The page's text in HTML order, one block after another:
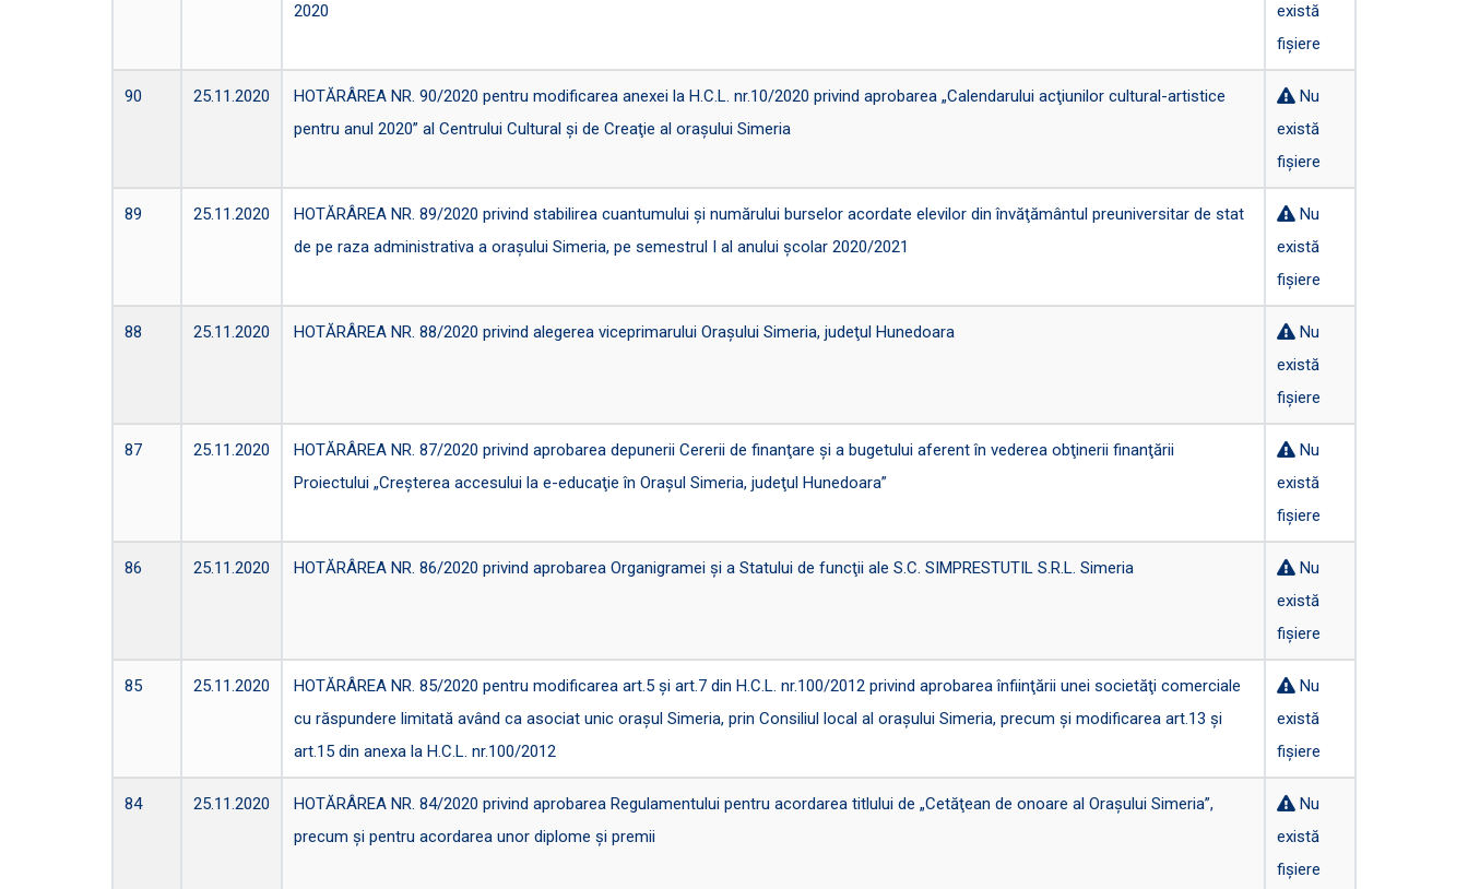
2020
există
fișiere
90 25.11.2020
HOTĂRÂREA NR. 90/2020 pentru modificarea anexei la H.C.L. nr.10/2020 privind aprobarea „Calendarului acţiunilor cultural-artistice
pentru anul 2020” al Centrului Cultural şi de Creaţie al oraşului Simeria
Nu
există
fișiere
89 25.11.2020
HOTĂRÂREA NR. 89/2020 privind stabilirea cuantumului şi numărului burselor acordate elevilor din învăţământul preuniversitar de stat
de pe raza administrativa a oraşului Simeria, pe semestrul I al anului şcolar 2020/2021
Nu
există
fișiere
88 25.11.2020 HOTĂRÂREA NR. 88/2020 privind alegerea viceprimarului Oraşului Simeria, judeţul Hunedoara
Nu
există
fișiere
87 25.11.2020
HOTĂRÂREA NR. 87/2020 privind aprobarea depunerii Cererii de finanţare şi a bugetului aferent în vederea obţinerii finanţării
Proiectului „Creşterea accesului la e-educaţie în Oraşul Simeria, judeţul Hunedoara”
Nu
există
fișiere
86 25.11.2020 HOTĂRÂREA NR. 86/2020 privind aprobarea Organigramei şi a Statului de funcţii ale S.C. SIMPRESTUTIL S.R.L. Simeria
Nu
există
fișiere
85 25.11.2020
HOTĂRÂREA NR. 85/2020 pentru modificarea art.5 şi art.7 din H.C.L. nr.100/2012 privind aprobarea înfiinţării unei societăţi comerciale
cu răspundere limitată având ca asociat unic oraşul Simeria, prin Consiliul local al oraşului Simeria, precum şi modificarea art.13 şi
art.15 din anexa la H.C.L. nr.100/2012
Nu
există
fișiere
84 25.11.2020
HOTĂRÂREA NR. 84/2020 privind aprobarea Regulamentului pentru acordarea titlului de „Cetăţean de onoare al Oraşului Simeria”,
precum şi pentru acordarea unor diplome şi premii
Nu
există
fișiere